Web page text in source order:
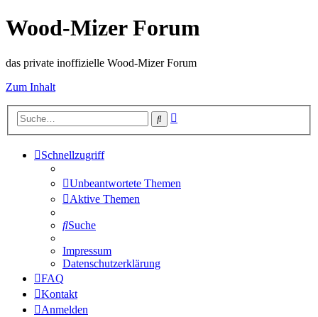
Wood-Mizer Forum
das private inoffizielle Wood-Mizer Forum
Zum Inhalt
Suche
Schnellzugriff
Unbeantwortete Themen
Aktive Themen
Suche
Impressum
Datenschutzerklärung
FAQ
Kontakt
Anmelden